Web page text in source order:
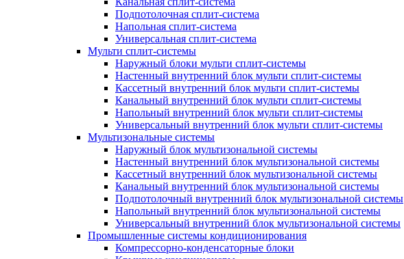
Подпотолочная сплит-система
Напольная сплит-система
Универсальная сплит-система
Мульти сплит-системы
Наружный блоки мульти сплит-системы
Настенный внутренний блок мульти сплит-системы
Кассетный внутренний блок мульти сплит-системы
Канальный внутренний блок мульти сплит-системы
Напольный внутренний блок мульти сплит-системы
Универсальный внутренний блок мульти сплит-системы
Мультизональные системы
Наружный блок мультизональной системы
Настенный внутренний блок мультизональной системы
Кассетный внутренний блок мультизональной системы
Канальный внутренний блок мультизональной системы
Подпотолочный внутренний блок мультизональной системы
Напольный внутренний блок мультизональной системы
Универсальный внутренний блок мультизональной системы
Промышленные системы кондиционирования
Компрессорно-конденсаторные блоки